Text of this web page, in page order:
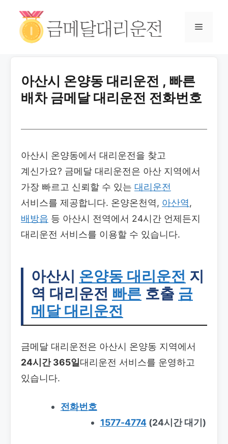
아산시 온양동 대리운전 , 빠른
배차 금메달 대리운전 전화번호
아산시 온양동에서 대리운전을 찾고
계신가요? 금메달 대리운전은 아산 지역에서
가장 빠르고 신뢰할 수 있는 대리운전
서비스를 제공합니다. 온양온천역, 아산역,
배방읍 등 아산시 전역에서 24시간 언제든지
대리운전 서비스를 이용할 수 있습니다.
아산시 온양동 대리운전 지
역 대리운전 빠른 호출 금
메달 대리운전
금메달 대리운전은 아산시 온양동 지역에서
24시간 365일 대리운전 서비스를 운영하고
있습니다.
전화번호
1577-4774(24시간 대기)